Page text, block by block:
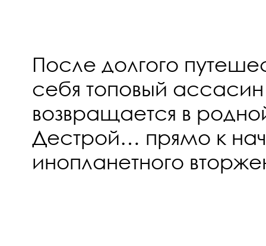
После долгого
себя топовый
возвращается в
Дестрой… прямо к
инопланетного